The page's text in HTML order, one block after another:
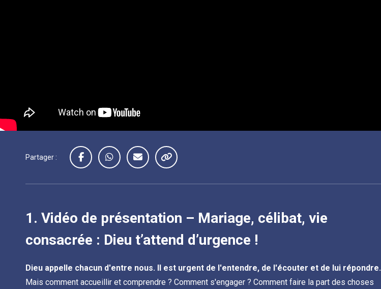
Partager :
1. Vidéo de présentation – Mariage, célibat, vie
consacrée : Dieu t’attend d’urgence !
Dieu appelle chacun d'entre nous. Il est urgent de l'entendre, de l'écouter et de lui répondre.
Mais comment accueillir et comprendre ? Comment s'engager ? Comment faire la part des choses